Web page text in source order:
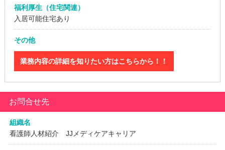
福利厚生（住宅関連）
入居可能住宅あり
その他
業務内容の詳細を知りたい方はこちらから！！
お問合せ先
組織名
看護師人材紹介 JJメディケアキャリア